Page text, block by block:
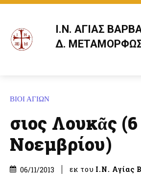
Ι.Ν. ΑΓΙΑΣ
Δ.
ΒΙΟΙ ΑΓΙΩΝ
Ὅσιος Λουκᾶς (6
Νοεμβρίου)
06/11/2013 εκ του Ι.Ν. Αγίας